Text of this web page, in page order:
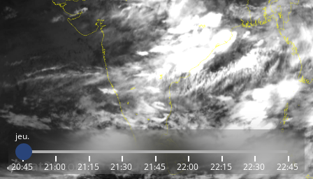
jeu.
20:45 21:00 21:15 21:30 21:45 22:00 22:15 22:30 22:45